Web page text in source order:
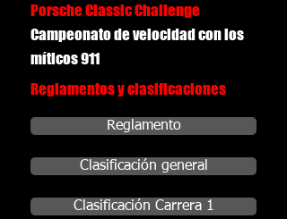
Porsche Classic Challenge
Campeonato de velocidad con los
míticos 911
Reglamentos y clasificaciones
Reglamento
Clasificación general
Clasificación Carrera 1